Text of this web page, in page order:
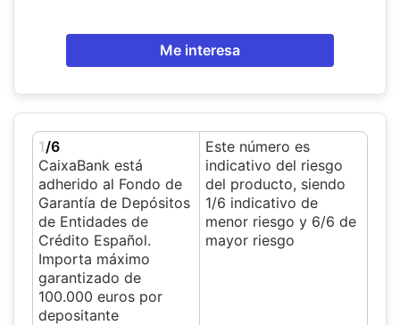
Me interesa
1/6
CaixaBank está
adherido al Fondo de
Garantía de Depósitos
de Entidades de
Crédito Español.
Importa máximo
garantizado de
100.000 euros por
depositante
Este número es
indicativo del riesgo
del producto, siendo
1/6 indicativo de
menor riesgo y 6/6 de
mayor riesgo